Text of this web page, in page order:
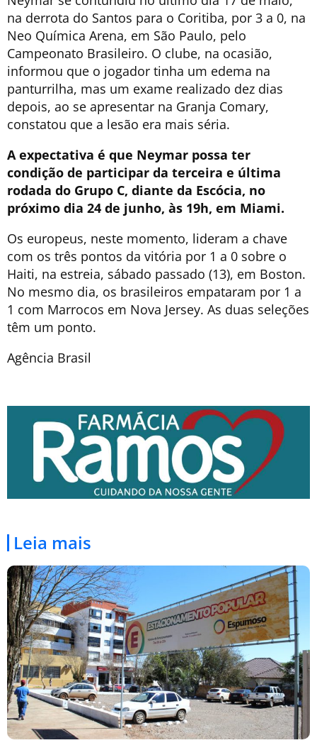
na derrota do Santos para o Coritiba, por 3 a 0, na
Neo Química Arena, em São Paulo, pelo
Campeonato Brasileiro. O clube, na ocasião,
informou que o jogador tinha um edema na
panturrilha, mas um exame realizado dez dias
depois, ao se apresentar na Granja Comary,
constatou que a lesão era mais séria.
A expectativa é que Neymar possa ter
condição de participar da terceira e última
rodada do Grupo C, diante da Escócia, no
próximo dia 24 de junho, às 19h, em Miami.
Os europeus, neste momento, lideram a chave
com os três pontos da vitória por 1 a 0 sobre o
Haiti, na estreia, sábado passado (13), em Boston.
No mesmo dia, os brasileiros empataram por 1 a
1 com Marrocos em Nova Jersey. As duas seleções
têm um ponto.
Agência Brasil
Leia mais